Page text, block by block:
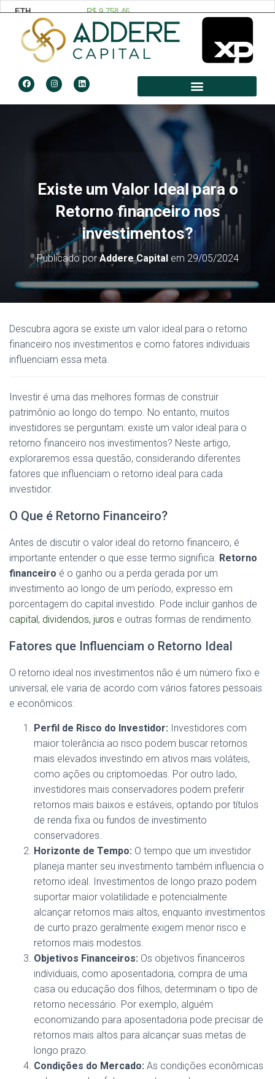
Existe um Valor Ideal para o
Retorno financeiro nos
investimentos?
Publicado porAddere Capitalem 29/05/2024
Descubra agora se existe um valor ideal para o retorno
financeiro nos investimentos e como fatores individuais
influenciam essa meta.
Investir é uma das melhores formas de construir
patrimônio ao longo do tempo. No entanto, muitos
investidores se perguntam: existe um valor ideal para o
retorno financeiro nos investimentos? Neste artigo,
exploraremos essa questão, considerando diferentes
fatores que influenciam o retorno ideal para cada
investidor.
O Que é Retorno Financeiro?
Antes de discutir o valor ideal do retorno financeiro, é
importante entender o que esse termo significa. Retorno
financeiro é o ganho ou a perda gerada por um
investimento ao longo de um período, expresso em
porcentagem do capital investido. Pode incluir ganhos de
capital, dividendos, juros e outras formas de rendimento.
Fatores que Influenciam o Retorno Ideal
O retorno ideal nos investimentos não é um número fixo e
universal; ele varia de acordo com vários fatores pessoais
e econômicos:
Perfil de Risco do Investidor: Investidores com
maior tolerância ao risco podem buscar retornos
mais elevados investindo em ativos mais voláteis,
como ações ou criptomoedas. Por outro lado,
investidores mais conservadores podem preferir
retornos mais baixos e estáveis, optando por títulos
de renda fixa ou fundos de investimento
conservadores.
Horizonte de Tempo: O tempo que um investidor
planeja manter seu investimento também influencia o
retorno ideal. Investimentos de longo prazo podem
suportar maior volatilidade e potencialmente
alcançar retornos mais altos, enquanto investimentos
de curto prazo geralmente exigem menor risco e
retornos mais modestos.
Objetivos Financeiros: Os objetivos financeiros
individuais, como aposentadoria, compra de uma
casa ou educação dos filhos, determinam o tipo de
retorno necessário. Por exemplo, alguém
economizando para aposentadoria pode precisar de
retornos mais altos para alcançar suas metas de
longo prazo.
Condições do Mercado: As condições econômicas